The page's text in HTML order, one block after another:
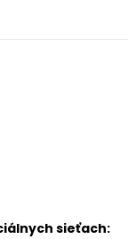
sieťach: